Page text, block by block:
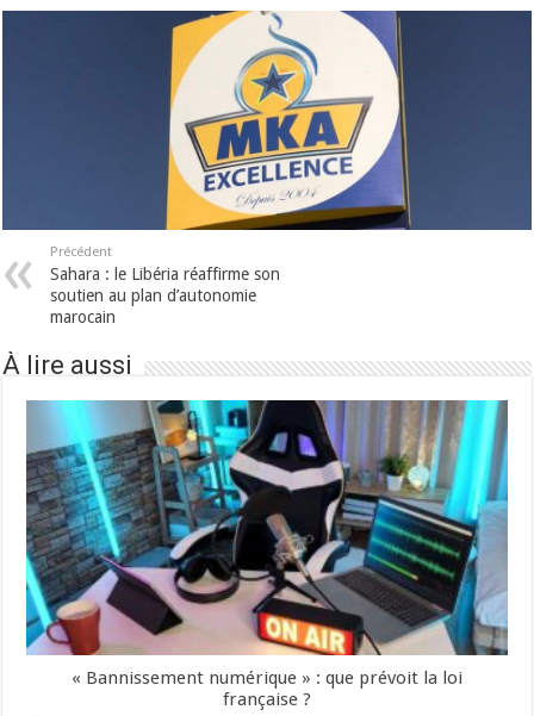
Précédent
Sahara : le Libéria réaffirme son
soutien au plan d’autonomie
marocain
À lire aussi
« Bannissement numérique » : que prévoit la loi
française ?